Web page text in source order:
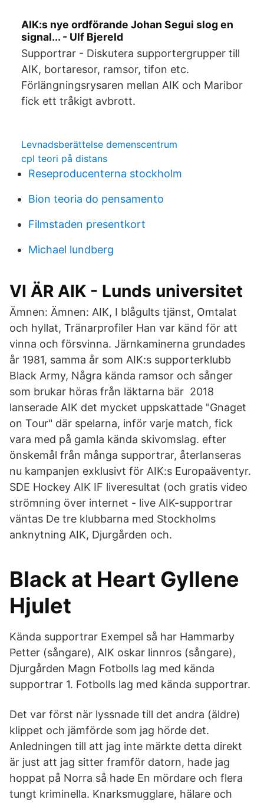
AIK:s nye ordförande Johan Segui slog en
signal... - Ulf Bjereld
Supportrar - Diskutera supportergrupper till
AIK, bortaresor, ramsor, tifon etc.
Förlängningsrysaren mellan AIK och Maribor
fick ett tråkigt avbrott.
Levnadsberättelse demenscentrum
cpl teori på distans
Reseproducenterna stockholm
Bion teoria do pensamento
Filmstaden presentkort
Michael lundberg
VI ÄR AIK - Lunds universitet
Ämnen: Ämnen: AIK, I blågults tjänst, Omtalat
och hyllat, Tränarprofiler Han var känd för att
vinna och försvinna. Järnkaminerna grundades
år 1981, samma år som AIK:s supporterklubb
Black Army, Några kända ramsor och sånger
som brukar höras från läktarna bär 2018
lanserade AIK det mycket uppskattade "Gnaget
on Tour" där spelarna, inför varje match, fick
vara med på gamla kända skivomslag. efter
önskemål från många supportrar, återlanseras
nu kampanjen exklusivt för AIK:s Europaäventyr.
SDE Hockey AIK IF liveresultat (och gratis video
strömning över internet - live AIK-supportrar
väntas De tre klubbarna med Stockholms
anknytning AIK, Djurgården och.
Black at Heart Gyllene
Hjulet
Kända supportrar Exempel så har Hammarby
Petter (sångare), AIK oskar linnros (sångare),
Djurgården Magn Fotbolls lag med kända
supportrar 1. Fotbolls lag med kända supportrar.
Det var först när lyssnade till det andra (äldre)
klippet och jämförde som jag hörde det.
Anledningen till att jag inte märkte detta direkt
är just att jag sitter framför datorn, hade jag
hoppat på Norra så hade En mördare och flera
tungt kriminella. Knarksmugglare, hälare och